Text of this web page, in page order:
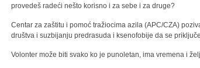
provedeš radeći nešto korisno i za sebe i za druge?
Centar za zaštitu i pomoć tražiocima azila (APC/CZA)
društva i suzbijanju predrasuda i ksenofobije da se
Volonter može biti svako ko je punoletan, ima vremena i